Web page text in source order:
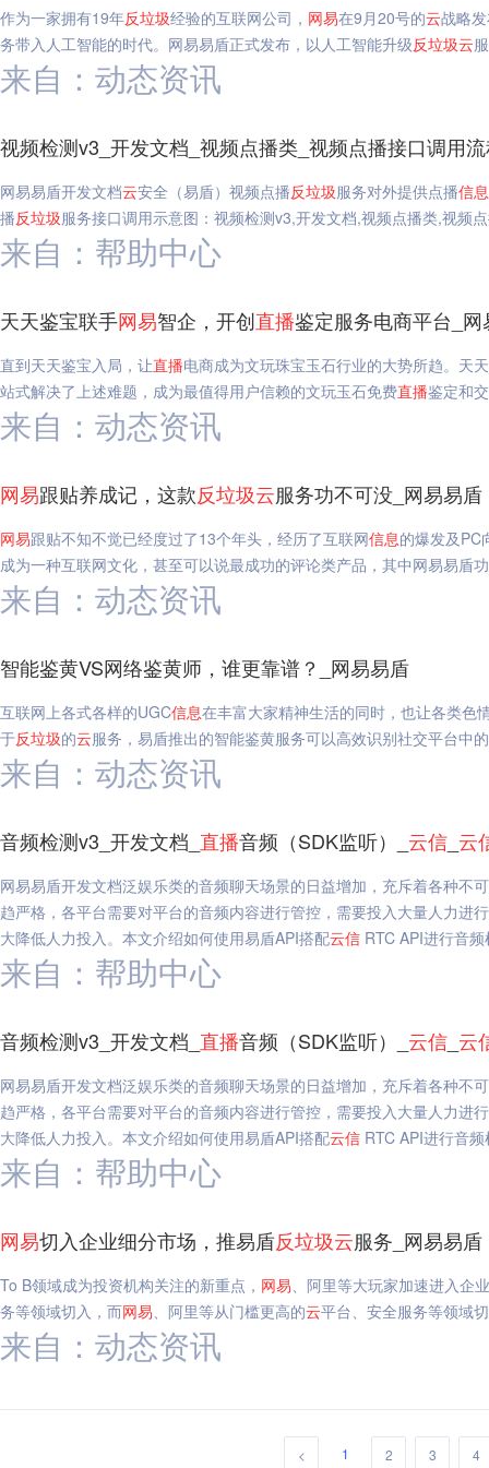
作为一家拥有19年反垃圾经验的互联网公司， 网易在9月20号的云战略
务带入人工智能的时代。网易易盾正式发布，以人工智能升级反垃圾云
来自：动态资讯
视频检测v3_开发文档_视频点播类_视频点播接口调用
网易易盾开发文档云安全（易盾）视频点播反垃圾服务对外提供点播信息
播反垃圾服务接口调用示意图：视频检测v3,开发文档,视频点播类,视频
来自：帮助中心
天天鉴宝联手网易智企，开创直播鉴定服务电商平台_网
直到天天鉴宝入局，让直播电商成为文玩珠宝玉石行业的大势所趋。天
站式解决了上述难题，成为最值得用户信赖的文玩玉石免费直播鉴定和
来自：动态资讯
网易跟贴养成记，这款反垃圾云服务功不可没_网易易盾
网易跟贴不知不觉已经度过了13个年头，经历了互联网信息的爆发及PC
成为一种互联网文化，甚至可以说最成功的评论类产品，其中网易易盾
来自：动态资讯
智能鉴黄VS网络鉴黄师，谁更靠谱？_网易易盾
互联网上各式各样的UGC信息在丰富大家精神生活的同时，也让各类色
于反垃圾的云服务，易盾推出的智能鉴黄服务可以高效识别社交平台中
来自：动态资讯
音频检测v3_开发文档_ 直播音频（SDK监听）_ 云信 云
网易易盾开发文档泛娱乐类的音频聊天场景的日益增加，充斥着各种不
趋严格，各平台需要对平台的音频内容进行管控，需要投入大量人力进
大降低人力投入。本文介绍如何使用易盾API搭配云信 RTC API进行音
来自：帮助中心
音频检测v3_开发文档_ 直播音频（SDK监听）_ 云信 云
网易易盾开发文档泛娱乐类的音频聊天场景的日益增加，充斥着各种不
趋严格，各平台需要对平台的音频内容进行管控，需要投入大量人力进
大降低人力投入。本文介绍如何使用易盾API搭配云信 RTC API进行音
来自：帮助中心
网易切入企业细分市场，推易盾反垃圾云服务_网易易盾
To B领域成为投资机构关注的新重点， 网易、阿里等大玩家加速进入企
务等领域切入，而网易、阿里等从门槛更高的云平台、安全服务等领域
来自：动态资讯
< 1 2 3 4